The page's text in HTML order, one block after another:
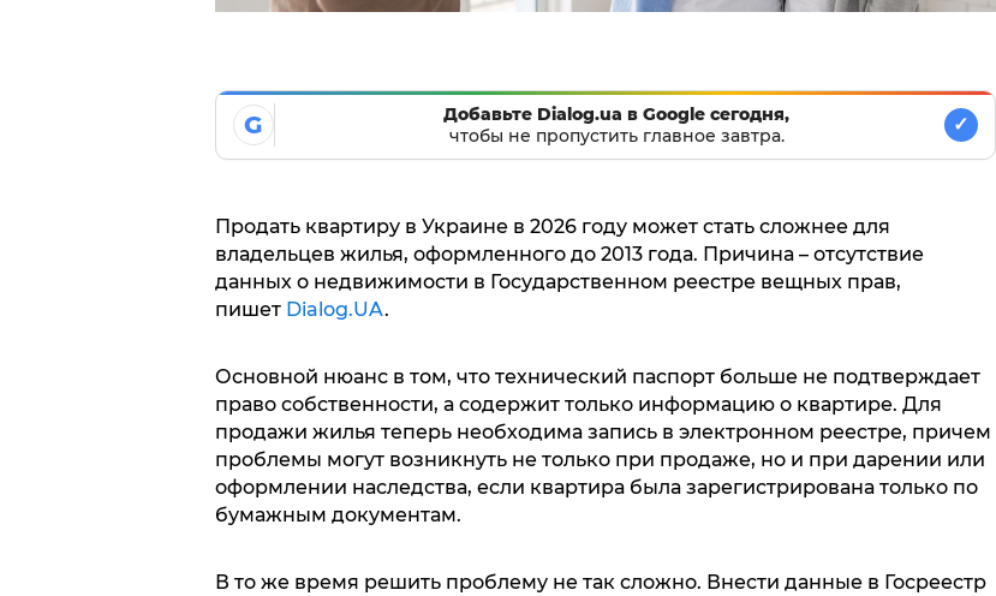
G
Добавьте Dialog.ua в Google сегодня,
чтобы не пропустить главное завтра.
✓
Продать квартиру в Украине в 2026 году может стать сложнее для
владельцев жилья, оформленного до 2013 года. Причина – отсутствие
данных о недвижимости в Государственном реестре вещных прав,
пишет Dialog.UA.
Основной нюанс в том, что технический паспорт больше не подтверждает
право собственности, а содержит только информацию о квартире. Для
продажи жилья теперь необходима запись в электронном реестре, причем
проблемы могут возникнуть не только при продаже, но и при дарении или
оформлении наследства, если квартира была зарегистрирована только по
бумажным документам.
В то же время решить проблему не так сложно. Внести данные в Госреестр